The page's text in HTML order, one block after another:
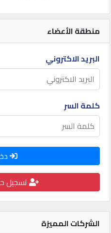
المنتدى
كيو
مزاد
كيو
نمبر
كارز
كيو
ماركت
منطقة الأعضاء
البريد الاكتروني
كلمة السر
تسجيل
الشركات المميزة